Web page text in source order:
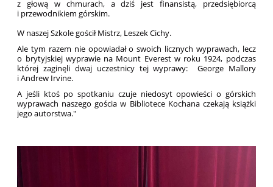
z głową w chmurach, a dziś jest finansistą, przedsiębiorcą
i przewodnikiem górskim.
W naszej Szkole gościł Mistrz, Leszek Cichy.
Ale tym razem nie opowiadał o swoich licznych wyprawach, lecz
o brytyjskiej wyprawie na Mount Everest w roku 1924, podczas
której zaginęli dwaj uczestnicy tej wyprawy: George Mallory
i Andrew Irvine.
A jeśli ktoś po spotkaniu czuje niedosyt opowieści o górskich
wyprawach naszego gościa w Bibliotece Kochana czekają książki
jego autorstwa."